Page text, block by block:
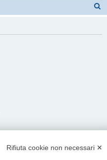
Rifiuta cookie non necessari ✕